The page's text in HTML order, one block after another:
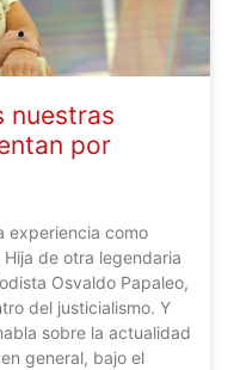
nuestras
por
experiencia como
de otra legendaria
Osvaldo Papaleo,
del justicialismo. Y
sobre la actualidad
general, bajo el